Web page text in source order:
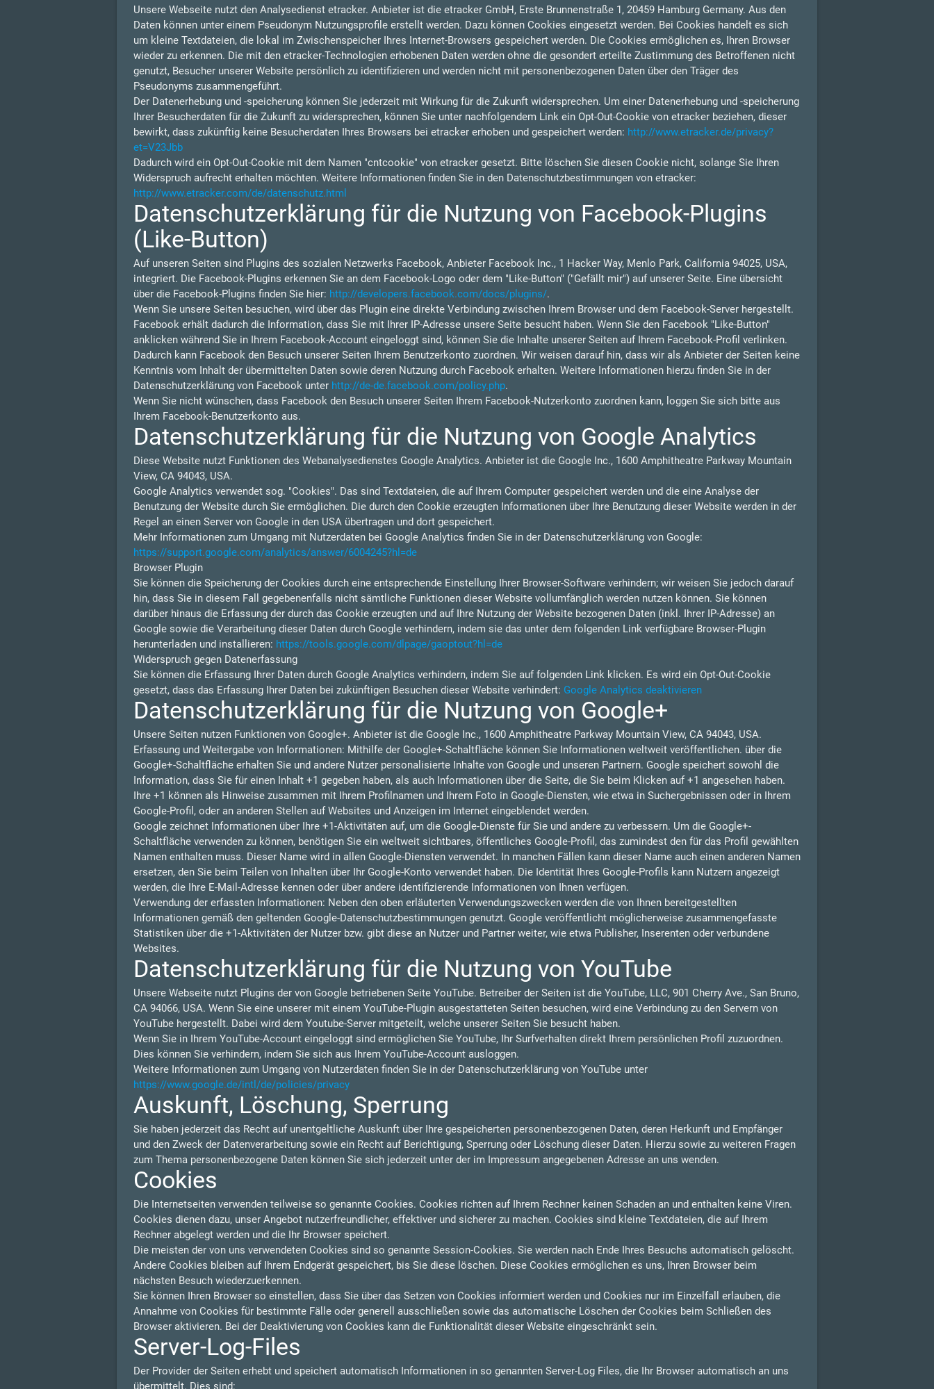
Unsere Webseite nutzt den Analysedienst etracker. Anbieter ist die etracker GmbH, Erste Brunnenstraße 1, 20459 Hamburg Germany. Aus den
Daten können unter einem Pseudonym Nutzungsprofile erstellt werden. Dazu können Cookies eingesetzt werden. Bei Cookies handelt es sich
um kleine Textdateien, die lokal im Zwischenspeicher Ihres Internet-Browsers gespeichert werden. Die Cookies ermöglichen es, Ihren Browser
wieder zu erkennen. Die mit den etracker-Technologien erhobenen Daten werden ohne die gesondert erteilte Zustimmung des Betroffenen nicht
genutzt, Besucher unserer Website persönlich zu identifizieren und werden nicht mit personenbezogenen Daten über den Träger des
Pseudonyms zusammengeführt.
Der Datenerhebung und -speicherung können Sie jederzeit mit Wirkung für die Zukunft widersprechen. Um einer Datenerhebung und -speicherung
Ihrer Besucherdaten für die Zukunft zu widersprechen, können Sie unter nachfolgendem Link ein Opt-Out-Cookie von etracker beziehen, dieser
bewirkt, dass zukünftig keine Besucherdaten Ihres Browsers bei etracker erhoben und gespeichert werden: http://www.etracker.de/privacy?
et=V23Jbb
Dadurch wird ein Opt-Out-Cookie mit dem Namen "cntcookie" von etracker gesetzt. Bitte löschen Sie diesen Cookie nicht, solange Sie Ihren
Widerspruch aufrecht erhalten möchten. Weitere Informationen finden Sie in den Datenschutzbestimmungen von etracker:
http://www.etracker.com/de/datenschutz.html
Datenschutzerklärung für die Nutzung von Facebook-Plugins
(Like-Button)
Auf unseren Seiten sind Plugins des sozialen Netzwerks Facebook, Anbieter Facebook Inc., 1 Hacker Way, Menlo Park, California 94025, USA,
integriert. Die Facebook-Plugins erkennen Sie an dem Facebook-Logo oder dem "Like-Button" ("Gefällt mir") auf unserer Seite. Eine übersicht
über die Facebook-Plugins finden Sie hier: http://developers.facebook.com/docs/plugins/.
Wenn Sie unsere Seiten besuchen, wird über das Plugin eine direkte Verbindung zwischen Ihrem Browser und dem Facebook-Server hergestellt.
Facebook erhält dadurch die Information, dass Sie mit Ihrer IP-Adresse unsere Seite besucht haben. Wenn Sie den Facebook "Like-Button"
anklicken während Sie in Ihrem Facebook-Account eingeloggt sind, können Sie die Inhalte unserer Seiten auf Ihrem Facebook-Profil verlinken.
Dadurch kann Facebook den Besuch unserer Seiten Ihrem Benutzerkonto zuordnen. Wir weisen darauf hin, dass wir als Anbieter der Seiten keine
Kenntnis vom Inhalt der übermittelten Daten sowie deren Nutzung durch Facebook erhalten. Weitere Informationen hierzu finden Sie in der
Datenschutzerklärung von Facebook unter http://de-de.facebook.com/policy.php.
Wenn Sie nicht wünschen, dass Facebook den Besuch unserer Seiten Ihrem Facebook-Nutzerkonto zuordnen kann, loggen Sie sich bitte aus
Ihrem Facebook-Benutzerkonto aus.
Datenschutzerklärung für die Nutzung von Google Analytics
Diese Website nutzt Funktionen des Webanalysedienstes Google Analytics. Anbieter ist die Google Inc., 1600 Amphitheatre Parkway Mountain
View, CA 94043, USA.
Google Analytics verwendet sog. "Cookies". Das sind Textdateien, die auf Ihrem Computer gespeichert werden und die eine Analyse der
Benutzung der Website durch Sie ermöglichen. Die durch den Cookie erzeugten Informationen über Ihre Benutzung dieser Website werden in der
Regel an einen Server von Google in den USA übertragen und dort gespeichert.
Mehr Informationen zum Umgang mit Nutzerdaten bei Google Analytics finden Sie in der Datenschutzerklärung von Google:
https://support.google.com/analytics/answer/6004245?hl=de
Browser Plugin
Sie können die Speicherung der Cookies durch eine entsprechende Einstellung Ihrer Browser-Software verhindern; wir weisen Sie jedoch darauf
hin, dass Sie in diesem Fall gegebenenfalls nicht sämtliche Funktionen dieser Website vollumfänglich werden nutzen können. Sie können
darüber hinaus die Erfassung der durch das Cookie erzeugten und auf Ihre Nutzung der Website bezogenen Daten (inkl. Ihrer IP-Adresse) an
Google sowie die Verarbeitung dieser Daten durch Google verhindern, indem sie das unter dem folgenden Link verfügbare Browser-Plugin
herunterladen und installieren: https://tools.google.com/dlpage/gaoptout?hl=de
Widerspruch gegen Datenerfassung
Sie können die Erfassung Ihrer Daten durch Google Analytics verhindern, indem Sie auf folgenden Link klicken. Es wird ein Opt-Out-Cookie
gesetzt, dass das Erfassung Ihrer Daten bei zukünftigen Besuchen dieser Website verhindert: Google Analytics deaktivieren
Datenschutzerklärung für die Nutzung von Google+
Unsere Seiten nutzen Funktionen von Google+. Anbieter ist die Google Inc., 1600 Amphitheatre Parkway Mountain View, CA 94043, USA.
Erfassung und Weitergabe von Informationen: Mithilfe der Google+-Schaltfläche können Sie Informationen weltweit veröffentlichen. über die
Google+-Schaltfläche erhalten Sie und andere Nutzer personalisierte Inhalte von Google und unseren Partnern. Google speichert sowohl die
Information, dass Sie für einen Inhalt +1 gegeben haben, als auch Informationen über die Seite, die Sie beim Klicken auf +1 angesehen haben.
Ihre +1 können als Hinweise zusammen mit Ihrem Profilnamen und Ihrem Foto in Google-Diensten, wie etwa in Suchergebnissen oder in Ihrem
Google-Profil, oder an anderen Stellen auf Websites und Anzeigen im Internet eingeblendet werden.
Google zeichnet Informationen über Ihre +1-Aktivitäten auf, um die Google-Dienste für Sie und andere zu verbessern. Um die Google+-
Schaltfläche verwenden zu können, benötigen Sie ein weltweit sichtbares, öffentliches Google-Profil, das zumindest den für das Profil gewählten
Namen enthalten muss. Dieser Name wird in allen Google-Diensten verwendet. In manchen Fällen kann dieser Name auch einen anderen Namen
ersetzen, den Sie beim Teilen von Inhalten über Ihr Google-Konto verwendet haben. Die Identität Ihres Google-Profils kann Nutzern angezeigt
werden, die Ihre E-Mail-Adresse kennen oder über andere identifizierende Informationen von Ihnen verfügen.
Verwendung der erfassten Informationen: Neben den oben erläuterten Verwendungszwecken werden die von Ihnen bereitgestellten
Informationen gemäß den geltenden Google-Datenschutzbestimmungen genutzt. Google veröffentlicht möglicherweise zusammengefasste
Statistiken über die +1-Aktivitäten der Nutzer bzw. gibt diese an Nutzer und Partner weiter, wie etwa Publisher, Inserenten oder verbundene
Websites.
Datenschutzerklärung für die Nutzung von YouTube
Unsere Webseite nutzt Plugins der von Google betriebenen Seite YouTube. Betreiber der Seiten ist die YouTube, LLC, 901 Cherry Ave., San Bruno,
CA 94066, USA. Wenn Sie eine unserer mit einem YouTube-Plugin ausgestatteten Seiten besuchen, wird eine Verbindung zu den Servern von
YouTube hergestellt. Dabei wird dem Youtube-Server mitgeteilt, welche unserer Seiten Sie besucht haben.
Wenn Sie in Ihrem YouTube-Account eingeloggt sind ermöglichen Sie YouTube, Ihr Surfverhalten direkt Ihrem persönlichen Profil zuzuordnen.
Dies können Sie verhindern, indem Sie sich aus Ihrem YouTube-Account ausloggen.
Weitere Informationen zum Umgang von Nutzerdaten finden Sie in der Datenschutzerklärung von YouTube unter
https://www.google.de/intl/de/policies/privacy
Auskunft, Löschung, Sperrung
Sie haben jederzeit das Recht auf unentgeltliche Auskunft über Ihre gespeicherten personenbezogenen Daten, deren Herkunft und Empfänger
und den Zweck der Datenverarbeitung sowie ein Recht auf Berichtigung, Sperrung oder Löschung dieser Daten. Hierzu sowie zu weiteren Fragen
zum Thema personenbezogene Daten können Sie sich jederzeit unter der im Impressum angegebenen Adresse an uns wenden.
Cookies
Die Internetseiten verwenden teilweise so genannte Cookies. Cookies richten auf Ihrem Rechner keinen Schaden an und enthalten keine Viren.
Cookies dienen dazu, unser Angebot nutzerfreundlicher, effektiver und sicherer zu machen. Cookies sind kleine Textdateien, die auf Ihrem
Rechner abgelegt werden und die Ihr Browser speichert.
Die meisten der von uns verwendeten Cookies sind so genannte Session-Cookies. Sie werden nach Ende Ihres Besuchs automatisch gelöscht.
Andere Cookies bleiben auf Ihrem Endgerät gespeichert, bis Sie diese löschen. Diese Cookies ermöglichen es uns, Ihren Browser beim
nächsten Besuch wiederzuerkennen.
Sie können Ihren Browser so einstellen, dass Sie über das Setzen von Cookies informiert werden und Cookies nur im Einzelfall erlauben, die
Annahme von Cookies für bestimmte Fälle oder generell ausschließen sowie das automatische Löschen der Cookies beim Schließen des
Browser aktivieren. Bei der Deaktivierung von Cookies kann die Funktionalität dieser Website eingeschränkt sein.
Server-Log-Files
Der Provider der Seiten erhebt und speichert automatisch Informationen in so genannten Server-Log Files, die Ihr Browser automatisch an uns
übermittelt. Dies sind: